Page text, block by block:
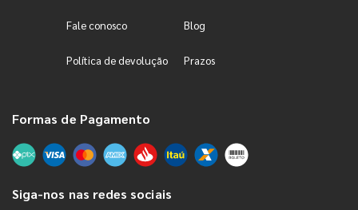
Fale conosco Blog
Política de devolução Prazos
Formas de Pagamento
Siga-nos nas redes sociais